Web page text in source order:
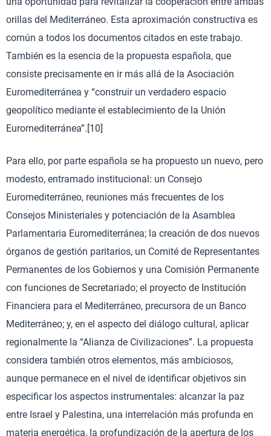
orillas del Mediterráneo. Esta aproximación constructiva es
común a todos los documentos citados en este trabajo.
También es la esencia de la propuesta española, que
consiste precisamente en ir más allá de la Asociación
Euromediterránea y “construir un verdadero espacio
geopolítico mediante el establecimiento de la Unión
Euromediterránea”.[10]
Para ello, por parte española se ha propuesto un nuevo, pero
modesto, entramado institucional: un Consejo
Euromediterráneo, reuniones más frecuentes de los
Consejos Ministeriales y potenciación de la Asamblea
Parlamentaria Euromediterránea; la creación de dos nuevos
órganos de gestión paritarios, un Comité de Representantes
Permanentes de los Gobiernos y una Comisión Permanente
con funciones de Secretariado; el proyecto de Institución
Financiera para el Mediterráneo, precursora de un Banco
Mediterráneo; y, en el aspecto del diálogo cultural, aplicar
regionalmente la “Alianza de Civilizaciones”. La propuesta
considera también otros elementos, más ambiciosos,
aunque permanece en el nivel de identificar objetivos sin
especificar los aspectos instrumentales: alcanzar la paz
entre Israel y Palestina, una interrelación más profunda en
materia energética, la profundización de la apertura de los